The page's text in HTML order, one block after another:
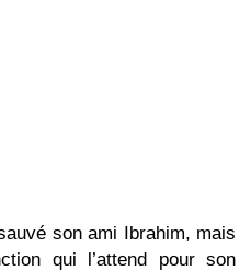
son ami Ibrahim, mais
qui l’attend pour son